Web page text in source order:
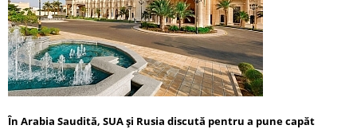
În Arabia Saudită, SUA și Rusia discută pentru a pune capăt